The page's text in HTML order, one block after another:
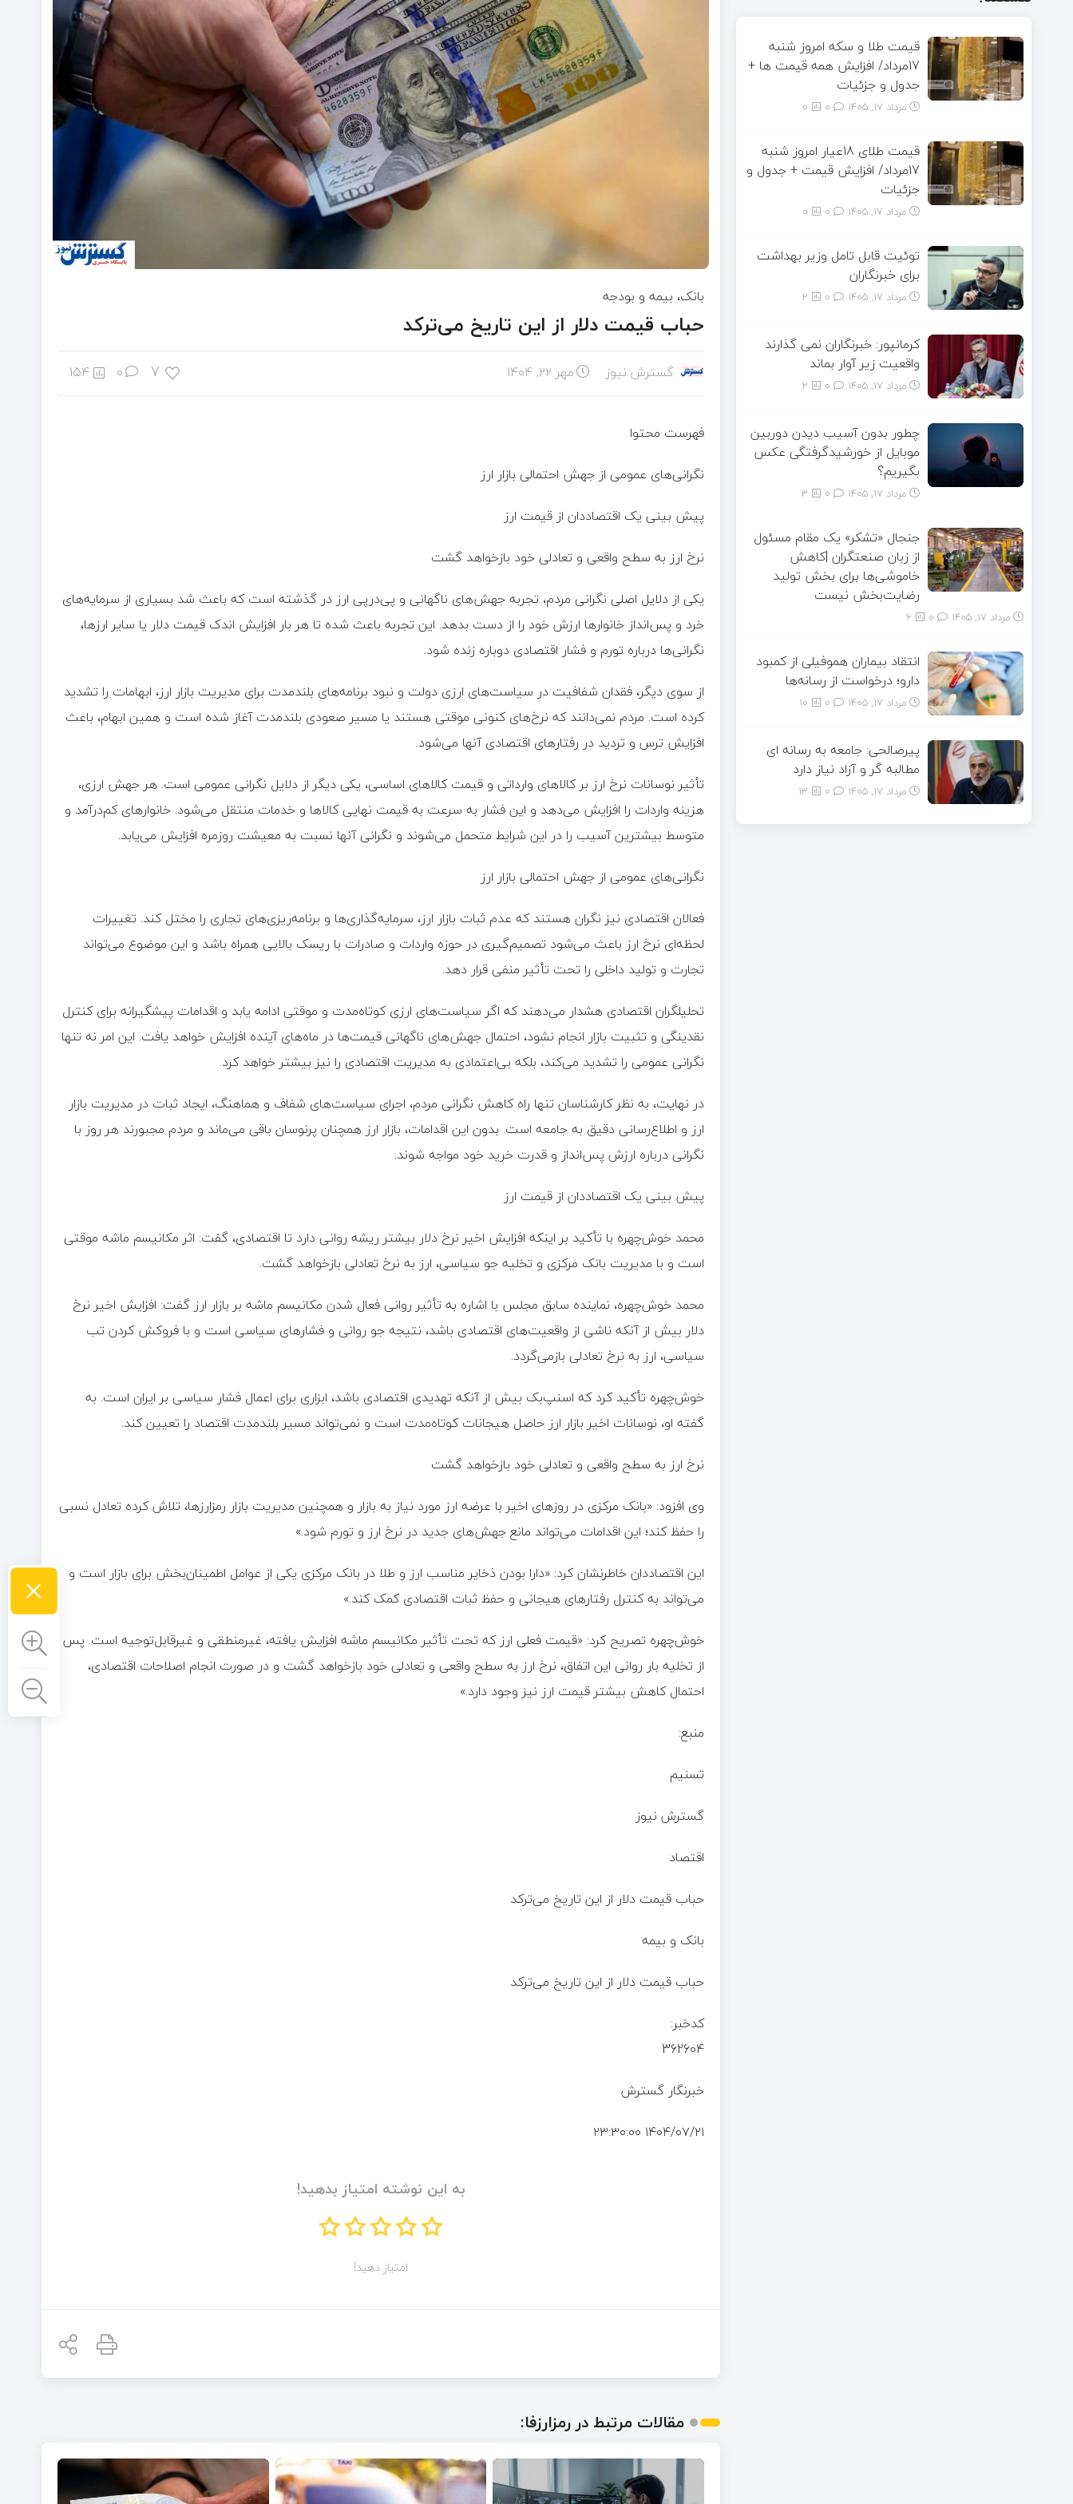
بانک، بیمه و بودجه
حباب قیمت دلار از این تاریخ می‌ترکد
گسترش نیوز مهر ۲۲, ۱۴۰۴ 7
0
154
فهرست محتوا
نگرانی‌های عمومی از جهش احتمالی بازار ارز
پیش بینی یک اقتصاددان از قیمت ارز
نرخ ارز به سطح واقعی و تعادلی خود بازخواهد گشت
یکی از دلایل اصلی نگرانی مردم، تجربه جهش‌های ناگهانی و پی‌درپی ارز در گذشته است که باعث شد بسیاری از سرمایه‌های
خرد و پس‌انداز خانوارها ارزش خود را از دست بدهد. این تجربه باعث شده تا هر بار افزایش اندک قیمت دلار یا سایر ارزها،
نگرانی‌ها درباره تورم و فشار اقتصادی دوباره زنده شود.
از سوی دیگر، فقدان شفافیت در سیاست‌های ارزی دولت و نبود برنامه‌های بلندمدت برای مدیریت بازار ارز، ابهامات را تشدید
کرده است. مردم نمی‌دانند که نرخ‌های کنونی موقتی هستند یا مسیر صعودی بلندمدت آغاز شده است و همین ابهام، باعث
افزایش ترس و تردید در رفتارهای اقتصادی آنها می‌شود.
تأثیر نوسانات نرخ ارز بر کالاهای وارداتی و قیمت کالاهای اساسی، یکی دیگر از دلایل نگرانی عمومی است. هر جهش ارزی،
هزینه واردات را افزایش می‌دهد و این فشار به سرعت به قیمت نهایی کالاها و خدمات منتقل می‌شود. خانوارهای کم‌درآمد و
متوسط بیشترین آسیب را در این شرایط متحمل می‌شوند و نگرانی آنها نسبت به معیشت روزمره افزایش می‌یابد.
نگرانی‌های عمومی از جهش احتمالی بازار ارز
فعالان اقتصادی نیز نگران هستند که عدم ثبات بازار ارز، سرمایه‌گذاری‌ها و برنامه‌ریزی‌های تجاری را مختل کند. تغییرات
لحظه‌ای نرخ ارز باعث می‌شود تصمیم‌گیری در حوزه واردات و صادرات با ریسک بالایی همراه باشد و این موضوع می‌تواند
تجارت و تولید داخلی را تحت تأثیر منفی قرار دهد.
تحلیلگران اقتصادی هشدار می‌دهند که اگر سیاست‌های ارزی کوتاه‌مدت و موقتی ادامه یابد و اقدامات پیشگیرانه برای کنترل
نقدینگی و تثبیت بازار انجام نشود، احتمال جهش‌های ناگهانی قیمت‌ها در ماه‌های آینده افزایش خواهد یافت. این امر نه تنها
نگرانی عمومی را تشدید می‌کند، بلکه بی‌اعتمادی به مدیریت اقتصادی را نیز بیشتر خواهد کرد.
در نهایت، به نظر کارشناسان تنها راه کاهش نگرانی مردم، اجرای سیاست‌های شفاف و هماهنگ، ایجاد ثبات در مدیریت بازار
ارز و اطلاع‌رسانی دقیق به جامعه است. بدون این اقدامات، بازار ارز همچنان پرنوسان باقی می‌ماند و مردم مجبورند هر روز با
نگرانی درباره ارزش پس‌انداز و قدرت خرید خود مواجه شوند.
پیش بینی یک اقتصاددان از قیمت ارز
محمد خوش‌چهره با تأکید بر اینکه افزایش اخیر نرخ دلار بیشتر ریشه روانی دارد تا اقتصادی، گفت: اثر مکانیسم ماشه موقتی
است و با مدیریت بانک مرکزی و تخلیه جو سیاسی، ارز به نرخ تعادلی بازخواهد گشت.
محمد خوش‌چهره، نماینده سابق مجلس با اشاره به تأثیر روانی فعال شدن مکانیسم ماشه بر بازار ارز گفت: افزایش اخیر نرخ
دلار بیش از آنکه ناشی از واقعیت‌های اقتصادی باشد، نتیجه جو روانی و فشارهای سیاسی است و با فروکش کردن تب
سیاسی، ارز به نرخ تعادلی بازمی‌گردد.
خوش‌چهره تأکید کرد که اسنپ‌بک بیش از آنکه تهدیدی اقتصادی باشد، ابزاری برای اعمال فشار سیاسی بر ایران است. به
گفته او، نوسانات اخیر بازار ارز حاصل هیجانات کوتاه‌مدت است و نمی‌تواند مسیر بلندمدت اقتصاد را تعیین کند.
نرخ ارز به سطح واقعی و تعادلی خود بازخواهد گشت
وی افزود: «بانک مرکزی در روزهای اخیر با عرضه ارز مورد نیاز به بازار و همچنین مدیریت بازار رمزارزها، تلاش کرده تعادل نسبی
را حفظ کند؛ این اقدامات می‌تواند مانع جهش‌های جدید در نرخ ارز و تورم شود.»
این اقتصاددان خاطرنشان کرد: «دارا بودن ذخایر مناسب ارز و طلا در بانک مرکزی یکی از عوامل اطمینان‌بخش برای بازار است و
می‌تواند به کنترل رفتارهای هیجانی و حفظ ثبات اقتصادی کمک کند.»
خوش‌چهره تصریح کرد: «قیمت فعلی ارز که تحت تأثیر مکانیسم ماشه افزایش یافته، غیرمنطقی و غیرقابل‌توجیه است. پس
از تخلیه بار روانی این اتفاق، نرخ ارز به سطح واقعی و تعادلی خود بازخواهد گشت و در صورت انجام اصلاحات اقتصادی،
احتمال کاهش بیشتر قیمت ارز نیز وجود دارد.»
منبع:
تسنیم
گسترش نیوز
اقتصاد
حباب قیمت دلار از این تاریخ می‌ترکد
بانک و بیمه
حباب قیمت دلار از این تاریخ می‌ترکد
کدخبر:
362604
خبرنگار گسترش
۱۴۰۴/۰۷/۲۱ ۲۳:۳۰:۰۰
به این نوشته امتیاز بدهید!
امتیاز دهید!
مقالات مرتبط در رمزارزفا:
قیمت طلا و سکه امروز شنبه
17مرداد/ افزایش همه قیمت ها +
جدول و جزئیات
مرداد ۱۷, ۱۴۰۵ 0
قیمت طلای 18عیار امروز شنبه
17مرداد/ افزایش قیمت + جدول و
جزئیات
مرداد ۱۷, ۱۴۰۵ 0
توئیت قابل تامل وزیر بهداشت
برای خبرنگاران
مرداد ۱۷, ۱۴۰۵ 2
کرمانپور: خبرنگاران نمی گذارند
واقعیت زیر آوار بماند
مرداد ۱۷, ۱۴۰۵ 2
چطور بدون آسیب دیدن دوربین
موبایل از خورشیدگرفتگی عکس
بگیریم؟
مرداد ۱۷, ۱۴۰۵ 3
جنجال «تشکر» یک مقام مسئول
از زبان صنعتگران |کاهش
خاموشی‌ها برای بخش تولید
رضایت‌بخش نیست
مرداد ۱۷, ۱۴۰۵ 6
انتقاد بیماران هموفیلی از کمبود
دارو؛ درخواست از رسانه‌ها
مرداد ۱۷, ۱۴۰۵ 10
پیرصالحی: جامعه به رسانه ای
مطالبه گر و آزاد نیاز دارد
مرداد ۱۷, ۱۴۰۵ 13
×